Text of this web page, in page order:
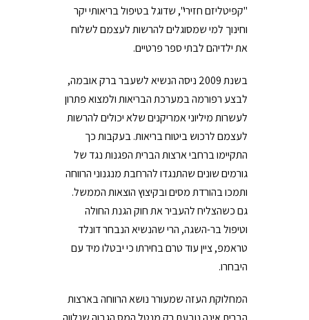
"קפיטליזם חזירי", שדוגל בטיפול בריאותי יקר
וחינוך למי שמסוגלים להרשות לעצמם לשלוח
את ילדיהם לבתי ספר פרטיים.
בשנת 2009 ניסה הנשיא לשעבר ברק אובמה,
לבצע רפורמה במערכת הבריאות ולמצוא פתרון
לעשרות מיליוני אמריקנים שלא יכולים להרשות
לעצמם לרכוש ביטוח בריאות. בעקבות כך
התקיימו ברחבי ארצות הברית הפגנות נגד של
גורמים שונים שהתנגדו להרחבת מנגנוני הרווחה
ותמכו בהורדת מסים ובקיצוץ הוצאות הממשל.
גם כשהצליח להעביר את חוק הגנת החולה
וטיפול בר-השגה, הרי שהנשיא הנבחר דונלד
טראמפ, ציין עוד טרם בחירתו כי יבטלו מיד עם
היבחרו.
המחלוקת העזה שמעורר נושא הרווחה בארצות